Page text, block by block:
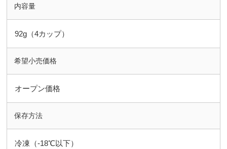
内容量
92g（4カップ）
希望小売価格
オープン価格
保存方法
冷凍（-18℃以下）